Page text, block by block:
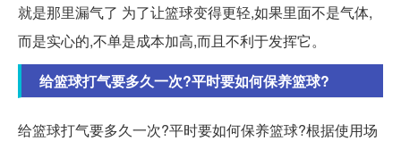
就是那里漏气了 为了让篮球变得更轻,如果里面不是气体,
而是实心的,不单是成本加高,而且不利于发挥它。
给篮球打气要多久一次?平时要如何保养篮球?
给篮球打气要多久一次?平时要如何保养篮球?根据使用场